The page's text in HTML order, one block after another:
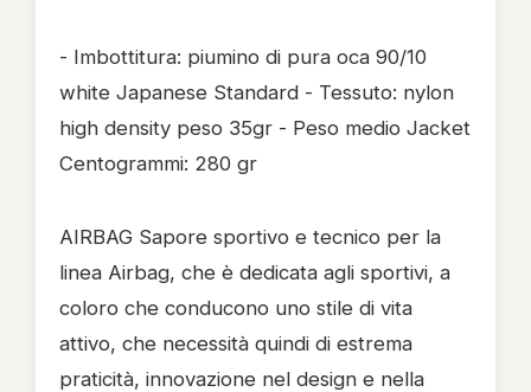
- Imbottitura: piumino di pura oca 90/10
white Japanese Standard - Tessuto: nylon
high density peso 35gr - Peso medio Jacket
Centogrammi: 280 gr
AIRBAG Sapore sportivo e tecnico per la
linea Airbag, che è dedicata agli sportivi, a
coloro che conducono uno stile di vita
attivo, che necessità quindi di estrema
praticità, innovazione nel design e nella